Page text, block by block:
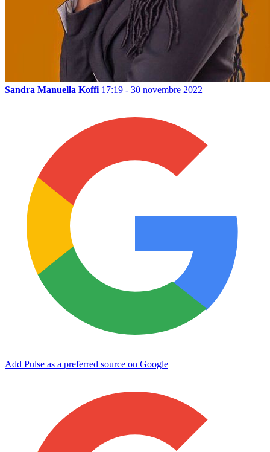
Sandra Manuella Koffi 17:19 - 30 novembre 2022
Add Pulse as a preferred source on Google